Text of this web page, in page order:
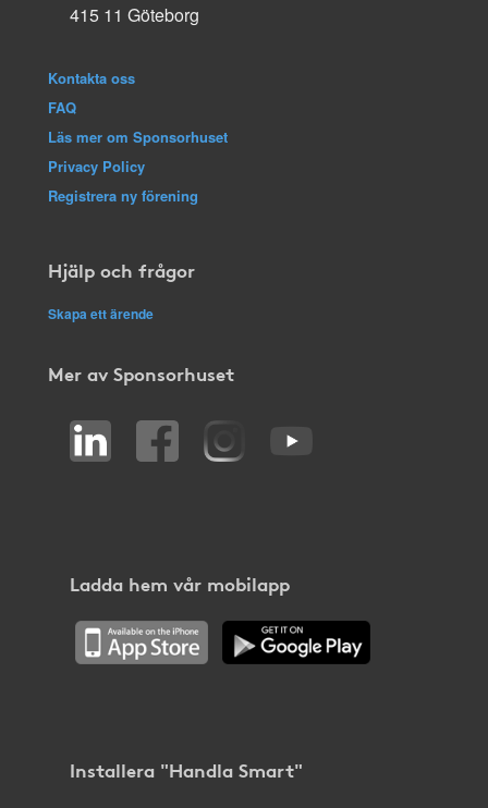
415 11 Göteborg
Kontakta oss
FAQ
Läs mer om Sponsorhuset
Privacy Policy
Registrera ny förening
Hjälp och frågor
Skapa ett ärende
Mer av Sponsorhuset
Ladda hem vår mobilapp
Installera "Handla Smart"